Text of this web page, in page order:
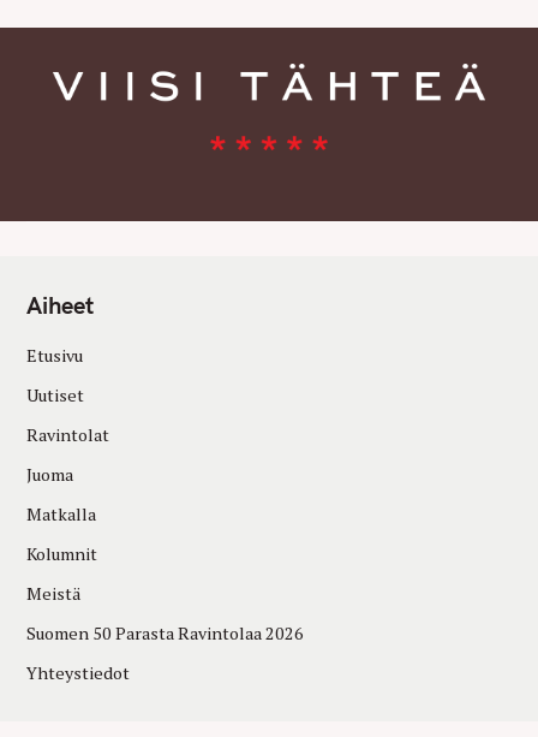
Aiheet
Etusivu
Uutiset
Ravintolat
Juoma
Matkalla
Kolumnit
Meistä
Suomen 50 Parasta Ravintolaa 2026
Yhteystiedot